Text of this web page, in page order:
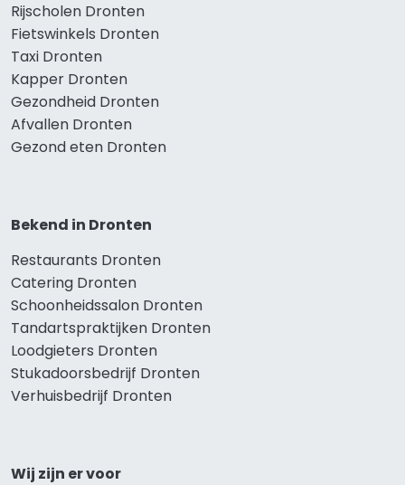
Rijscholen Dronten
Fietswinkels Dronten
Taxi Dronten
Kapper Dronten
Gezondheid Dronten
Afvallen Dronten
Gezond eten Dronten
Bekend in Dronten
Restaurants Dronten
Catering Dronten
Schoonheidssalon Dronten
Tandartspraktijken Dronten
Loodgieters Dronten
Stukadoorsbedrijf Dronten
Verhuisbedrijf Dronten
Wij zijn er voor